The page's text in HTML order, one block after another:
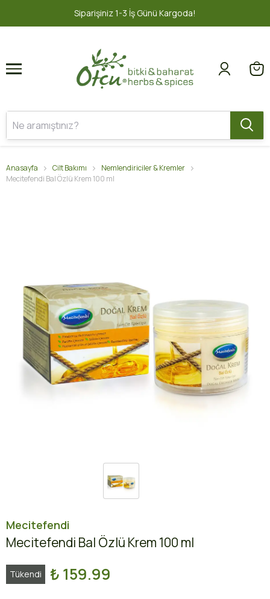
1-3 İş Günü Kargoda! 1 2
Anasayfa Cilt Bakımı
Nemlendiriciler & Kremler
Mecitefendi Bal Özlü Krem 100 ml
Mecitefendi
Mecitefendi Bal Özlü Krem 100 ml
Tükendi ₺ 159.99